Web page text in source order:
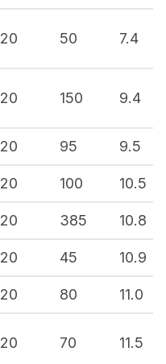
20 50 7.4
20 150 9.4
20 95 9.5
20 100 10.5
20 385 10.8
20 45 10.9
20 80 11.0
20 70 11.5